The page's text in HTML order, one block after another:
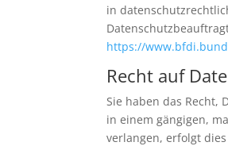
in
https://
Recht auf
Sie haben das
in einem gängigen,
verlangen, erfolgt